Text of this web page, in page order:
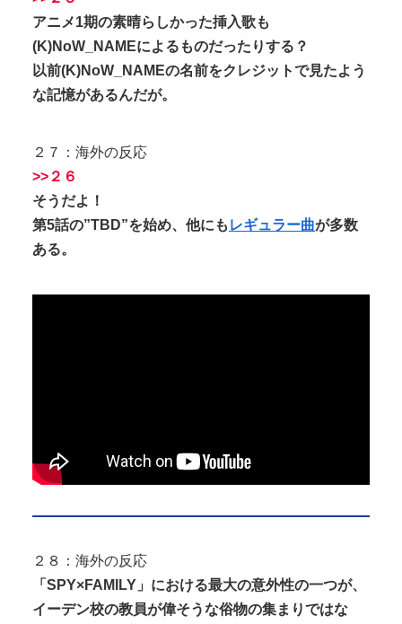
アニメ1期の素晴らしかった挿入歌も
(K)NoW_NAMEによるものだったりする？
以前(K)NoW_NAMEの名前をクレジットで見たよう
な記憶があるんだが。
２７：海外の反応
>>２６
そうだよ！
第5話の”TBD”を始め、他にも レギュラー曲が多数
ある。
２８：海外の反応
「SPY×FAMILY」における最大の意外性の一つが、
イーデン校の教員が偉そうな俗物の集まりではな